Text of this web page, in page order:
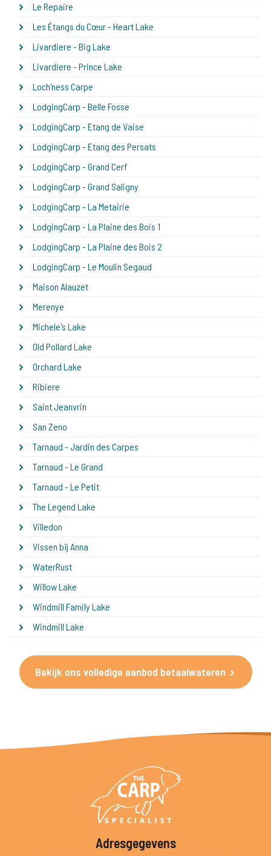
Le Repaire
Les Étangs du Cœur - Heart Lake
Livardiere - Big Lake
Livardiere - Prince Lake
Loch'ness Carpe
LodgingCarp - Belle Fosse
LodgingCarp - Etang de Vaise
LodgingCarp - Etang des Persats
LodgingCarp - Grand Cerf
LodgingCarp - Grand Saligny
LodgingCarp - La Metairie
LodgingCarp - La Plaine des Bois 1
LodgingCarp - La Plaine des Bois 2
LodgingCarp - Le Moulin Segaud
Maison Alauzet
Merenye
Michele's Lake
Old Pollard Lake
Orchard Lake
Ribiere
Saint Jeanvrin
San Zeno
Tarnaud - Jardin des Carpes
Tarnaud - Le Grand
Tarnaud - Le Petit
The Legend Lake
Villedon
Vissen bij Anna
WaterRust
Willow Lake
Windmill Family Lake
Windmill Lake
Bekijk ons volledige aanbod betaalwateren
Adresgegevens